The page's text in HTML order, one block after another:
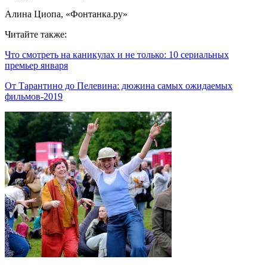
Алина Циопа, «Фонтанка.ру»
Читайте также:
Что смотреть на каникулах и не только: 10 сериальных
премьер января
От Тарантино до Пелевина: дюжина самых ожидаемых
фильмов-2019